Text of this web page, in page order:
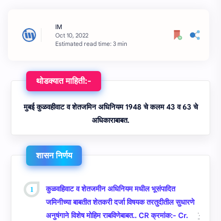
Estimated read time: 3 min
थोडक्यात माहिती:-
मुबई कुळवहीवाट व शेतजमिन अधिनियम 1948 चे कलम 43 व 63 चे
अधिकाराबाबत.
शासन निर्णय
कुळवहिवाट व शेतजमीन अधिनियम मधील भूसंपादित
जमिनीच्या बाबतीत शेतकरी दर्जा विषयक तरतुदीतील सुधारणे
अनुषंगाने विशेष मोहिम राबविणेबाबत.. CR क्रमांक:- Cr.